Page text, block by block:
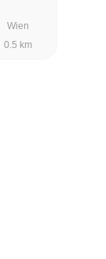
Wien
0.5 km